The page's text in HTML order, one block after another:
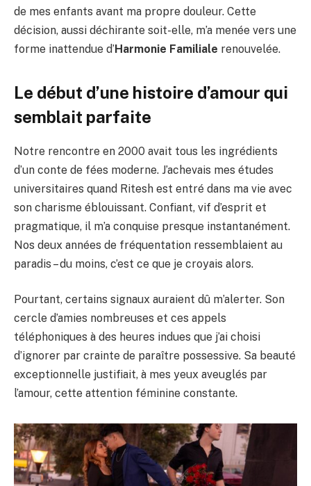
de mes enfants avant ma propre douleur. Cette
décision, aussi déchirante soit-elle, m’a menée vers une
forme inattendue d’Harmonie Familiale renouvelée.
Le début d’une histoire d’amour qui
semblait parfaite
Notre rencontre en 2000 avait tous les ingrédients
d’un conte de fées moderne. J’achevais mes études
universitaires quand Ritesh est entré dans ma vie avec
son charisme éblouissant. Confiant, vif d’esprit et
pragmatique, il m’a conquise presque instantanément.
Nos deux années de fréquentation ressemblaient au
paradis – du moins, c’est ce que je croyais alors.
Pourtant, certains signaux auraient dû m’alerter. Son
cercle d’amies nombreuses et ces appels
téléphoniques à des heures indues que j’ai choisi
d’ignorer par crainte de paraître possessive. Sa beauté
exceptionnelle justifiait, à mes yeux aveuglés par
l’amour, cette attention féminine constante.